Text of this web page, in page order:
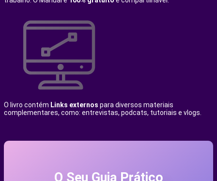
O livro contém Links externos para diversos materiais
complementares, como: entrevistas, podcats, tutoriais e vlogs.
O Seu Guia Prático